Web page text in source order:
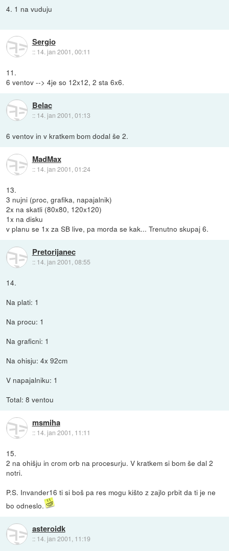
4. 1 na vuduju
Sergio
:: 14. jan 2001, 00:11
11.
6 ventov --> 4je so 12x12, 2 sta 6x6.
Belac
:: 14. jan 2001, 01:13
6 ventov in v kratkem bom dodal še 2.
MadMax
:: 14. jan 2001, 01:24
13.
3 nujni (proc, grafika, napajalnik)
2x na skatli (80x80, 120x120)
1x na disku
v planu se 1x za SB live, pa morda se kak... Trenutno skupaj 6.
Pretorijanec
:: 14. jan 2001, 08:55
14.
Na plati: 1
Na procu: 1
Na graficni: 1
Na ohisju: 4x 92cm
V napajalniku: 1
Total: 8 ventou
msmiha
:: 14. jan 2001, 11:11
15.
2 na ohišju in crom orb na procesurju. V kratkem si bom še dal 2
notri.
P.S. Invander16 ti si boš pa res mogu kišto z zajlo prbit da ti je ne
bo odneslo.
asteroidk
:: 14. jan 2001, 11:19